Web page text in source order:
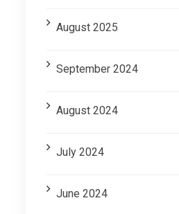
August 2025
September 2024
August 2024
July 2024
June 2024